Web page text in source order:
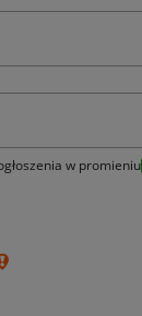
w promieniu